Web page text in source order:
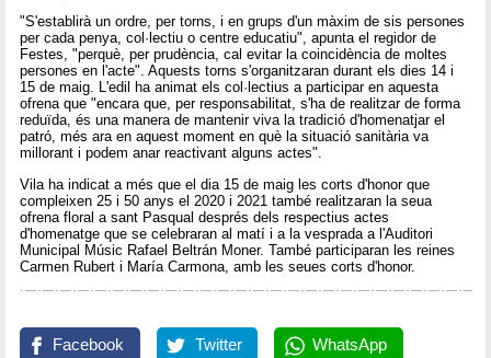
"S'establirà un ordre, per torns, i en grups d'un màxim de sis persones
per cada penya, col·lectiu o centre educatiu", apunta el regidor de
Festes, "perquè, per prudència, cal evitar la coincidència de moltes
persones en l'acte". Aquests torns s'organitzaran durant els dies 14 i
15 de maig. L'edil ha animat els col·lectius a participar en aquesta
ofrena que "encara que, per responsabilitat, s'ha de realitzar de forma
reduïda, és una manera de mantenir viva la tradició d'homenatjar el
patró, més ara en aquest moment en què la situació sanitària va
millorant i podem anar reactivant alguns actes".
Vila ha indicat a més que el dia 15 de maig les corts d'honor que
compleixen 25 i 50 anys el 2020 i 2021 també realitzaran la seua
ofrena floral a sant Pasqual després dels respectius actes
d'homenatge que se celebraran al matí i a la vesprada a l'Auditori
Municipal Músic Rafael Beltrán Moner. També participaran les reines
Carmen Rubert i María Carmona, amb les seues corts d'honor.
Facebook Twitter WhatsApp